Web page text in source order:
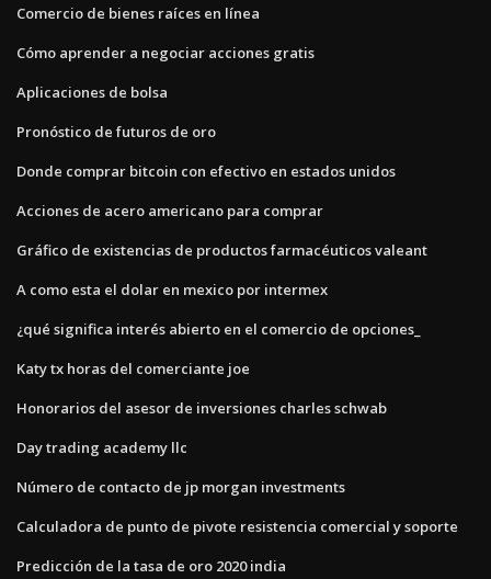
Comercio de bienes raíces en línea
Cómo aprender a negociar acciones gratis
Aplicaciones de bolsa
Pronóstico de futuros de oro
Donde comprar bitcoin con efectivo en estados unidos
Acciones de acero americano para comprar
Gráfico de existencias de productos farmacéuticos valeant
A como esta el dolar en mexico por intermex
¿qué significa interés abierto en el comercio de opciones_
Katy tx horas del comerciante joe
Honorarios del asesor de inversiones charles schwab
Day trading academy llc
Número de contacto de jp morgan investments
Calculadora de punto de pivote resistencia comercial y soporte
Predicción de la tasa de oro 2020 india